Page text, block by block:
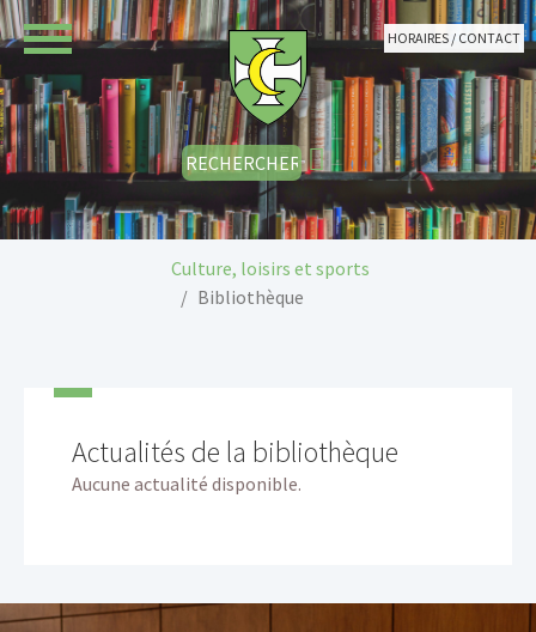
Aller au contenu principal
HORAIRES / CONTACT
Culture, loisirs et sports
Bibliothèque
Actualités de la bibliothèque
Aucune actualité disponible.